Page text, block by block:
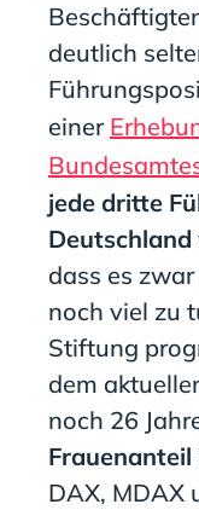
deutlich
einer
jede dritte
dass es
noch viel zu
Stiftung
dem
noch 26
Frauenanteil
DAX, MDAX